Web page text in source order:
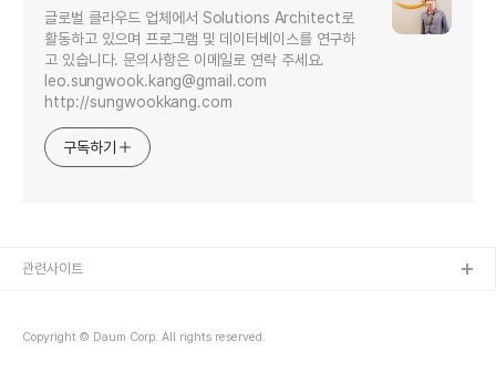
글로벌 클라우드 업체에서 Solutions Architect로
활동하고 있으며 프로그램 및 데이터베이스를 연구하
고 있습니다. 문의사항은 이메일로 연락 주세요.
leo.sungwook.kang@gmail.com
http://sungwookkang.com
구독하기
Copyright © Daum Corp. All rights reserved.
관련사이트